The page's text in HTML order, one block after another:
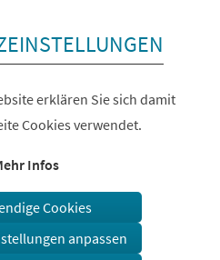
erklären Sie sich damit
Cookies verwendet.
Infos
Cookies
anpassen